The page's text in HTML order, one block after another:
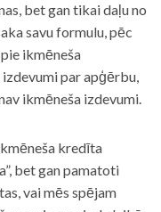
bet gan tikai daļu no
savu formulu, pēc
ikmēneša
par apģērbu,
ikmēneša izdevumi.
kredīta
bet gan pamatoti
vai mēs spējam